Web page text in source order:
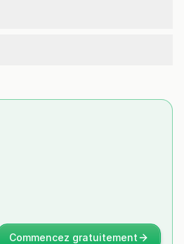
Commencez gratuitement